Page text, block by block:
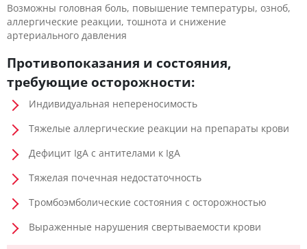
Возможны головная боль, повышение температуры, озноб,
аллергические реакции, тошнота и снижение
артериального давления
Противопоказания и состояния,
требующие осторожности:
Индивидуальная непереносимость
Тяжелые аллергические реакции на препараты крови
Дефицит IgA с антителами к IgA
Тяжелая почечная недостаточность
Тромбоэмболические состояния с осторожностью
Выраженные нарушения свертываемости крови